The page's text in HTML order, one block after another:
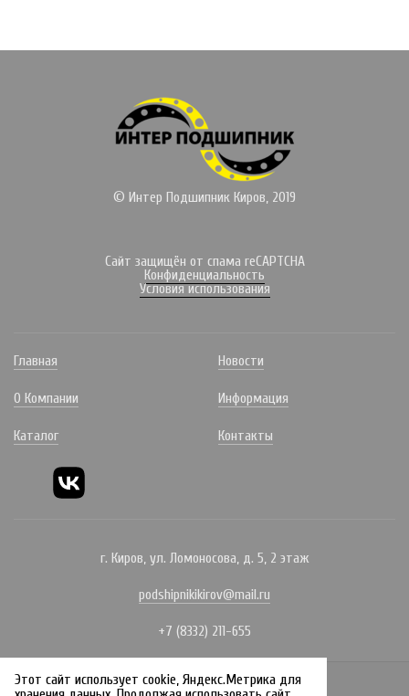
© Интер Подшипник Киров, 2019
Сайт защищён от спама reCAPTCHA
Конфиденциальность
Условия использования
Главная
О Компании
Каталог
Новости
Информация
Контакты
г. Киров, ул. Ломоносова, д. 5, 2 этаж
podshipnikikirov@mail.ru
+7 (8332) 211-655
Политика конфиденциальности
Этот сайт использует cookie, Яндекс.Метрика для